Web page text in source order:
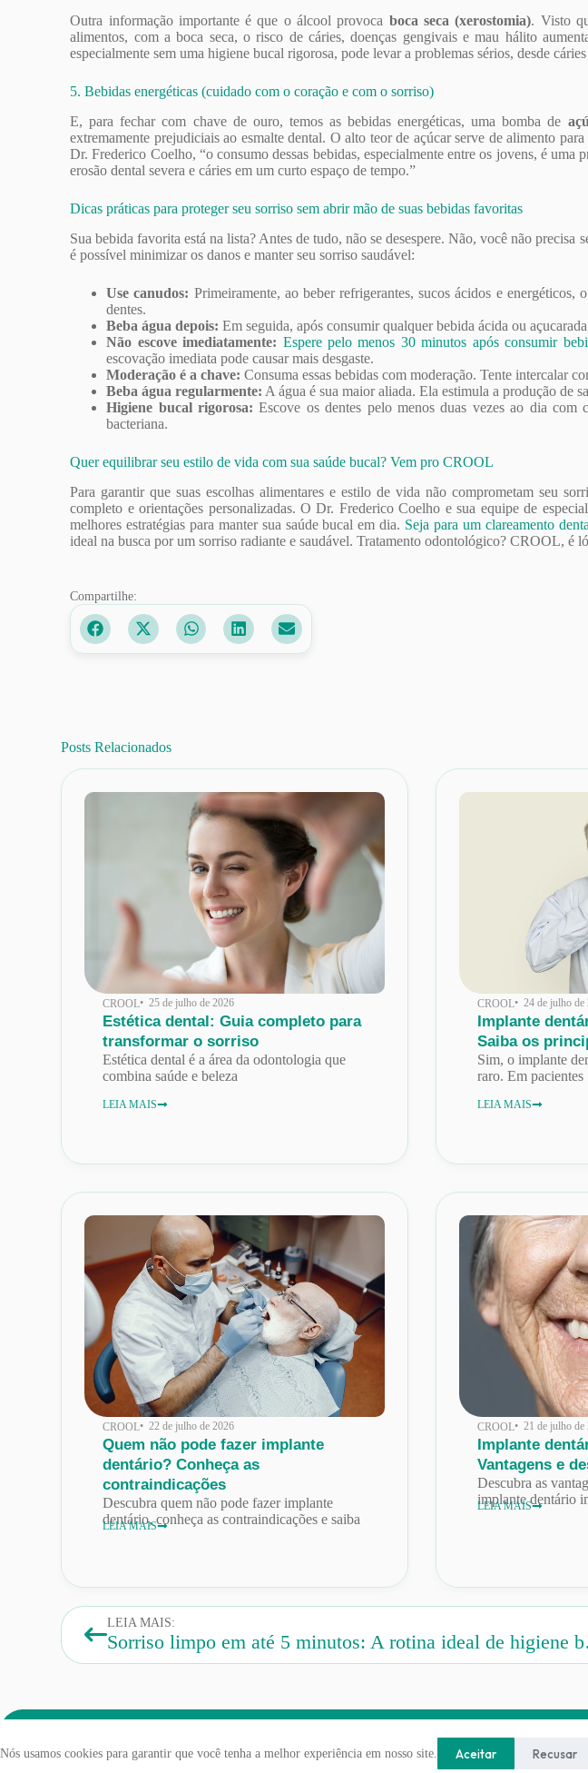
Nós usamos cookies para garantir que você tenha a melhor experiência em nosso site. Aceitar Recusar
Outra informação importante é que o álcool provoca boca seca (xerostomia). Visto
alimentos, com a boca seca, o risco de cáries, doenças gengivais e mau hálito
especialmente sem uma higiene bucal rigorosa, pode levar a problemas sérios, desde
5. Bebidas energéticas (cuidado com o coração e com o sorriso)
E, para fechar com chave de ouro, temos as bebidas energéticas, uma bomba de
extremamente prejudiciais ao esmalte dental. O alto teor de açúcar serve de alimento
Dr. Frederico Coelho, “o consumo dessas bebidas, especialmente entre os jovens, é
erosão dental severa e cáries em um curto espaço de tempo.”
Dicas práticas para proteger seu sorriso sem abrir mão de suas bebidas favoritas
Sua bebida favorita está na lista? Antes de tudo, não se desespere. Não, você não
é possível minimizar os danos e manter seu sorriso saudável:
Use canudos: Primeiramente, ao beber refrigerantes, sucos ácidos e
dentes.
Beba água depois: Em seguida, após consumir qualquer bebida ácida ou
Não escove imediatamente: Espere pelo menos 30 minutos após consumir
escovação imediata pode causar mais desgaste.
Moderação é a chave: Consuma essas bebidas com moderação. Tente intercalar
Beba água regularmente: A água é sua maior aliada. Ela estimula a produção de
Higiene bucal rigorosa: Escove os dentes pelo menos duas vezes ao dia com
bacteriana.
Quer equilibrar seu estilo de vida com sua saúde bucal? Vem pro CROOL
Para garantir que suas escolhas alimentares e estilo de vida não comprometam seu
completo e orientações personalizadas. O Dr. Frederico Coelho e sua equipe de
melhores estratégias para manter sua saúde bucal em dia. Seja para um clareamento
ideal na busca por um sorriso radiante e saudável. Tratamento odontológico? CROOL, é
Compartilhe:
Posts Relacionados
CROOL• 25 de julho de 2026
Estética dental: Guia completo para
transformar o sorriso
Estética dental é a área da odontologia que
combina saúde e beleza
LEIA MAIS
CROOL• 24 de julho de
Implante
Saiba os
Sim, o implante
raro. Em pacientes
LEIA MAIS
CROOL• 22 de julho de 2026
Quem não pode fazer implante
dentário? Conheça as
contraindicações
Descubra quem não pode fazer implante
dentário, conheça as contraindicações e saiba
LEIA MAIS
CROOL• 21 de julho de
Implante
Vantagens e
Descubra as
implante dentário
LEIA MAIS
LEIA MAIS: